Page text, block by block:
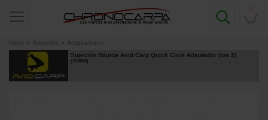
Inicio » Soportes » Adaptadores
Sujeción Rápida Avid Carp Quick Click Adaptador (los 2)
[233036]